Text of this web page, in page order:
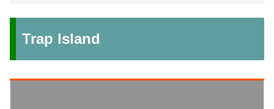
Trap Island